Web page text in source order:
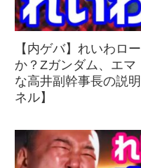
【内ゲバ】れいわロ
か？Zガンダム、エ
な高井副幹事長の説
ネル】